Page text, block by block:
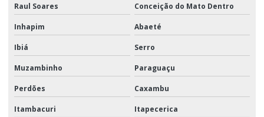
Raul Soares Conceição do Mato Dentro
Inhapim Abaeté
Ibiá Serro
Muzambinho Paraguaçu
Perdões Caxambu
Itambacuri Itapecerica